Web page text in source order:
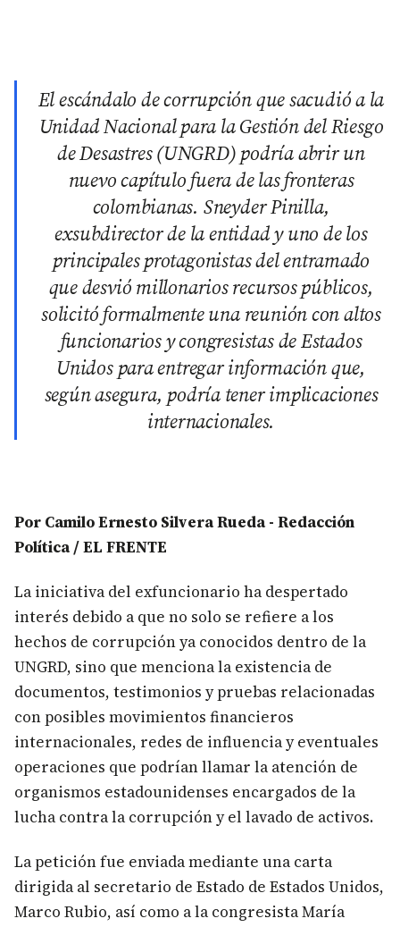
El escándalo de corrupción que sacudió a la
Unidad Nacional para la Gestión del Riesgo
de Desastres (UNGRD) podría abrir un
nuevo capítulo fuera de las fronteras
colombianas. Sneyder Pinilla,
exsubdirector de la entidad y uno de los
principales protagonistas del entramado
que desvió millonarios recursos públicos,
solicitó formalmente una reunión con altos
funcionarios y congresistas de Estados
Unidos para entregar información que,
según asegura, podría tener implicaciones
internacionales.
Por Camilo Ernesto Silvera Rueda - Redacción
Política / EL FRENTE
La iniciativa del exfuncionario ha despertado
interés debido a que no solo se refiere a los
hechos de corrupción ya conocidos dentro de la
UNGRD, sino que menciona la existencia de
documentos, testimonios y pruebas relacionadas
con posibles movimientos financieros
internacionales, redes de influencia y eventuales
operaciones que podrían llamar la atención de
organismos estadounidenses encargados de la
lucha contra la corrupción y el lavado de activos.
La petición fue enviada mediante una carta
dirigida al secretario de Estado de Estados Unidos,
Marco Rubio, así como a la congresista María